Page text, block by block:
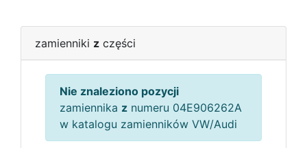
zamienniki z części
Nie znaleziono pozycji
zamiennika z numeru 04E906262A
w katalogu zamienników VW/Audi